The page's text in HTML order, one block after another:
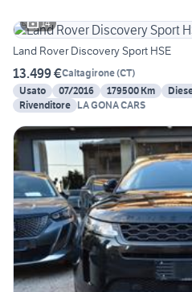
14
Land Rover Discovery Sport HSE
13.499 €Caltagirone(CT)
Usato
07/2016 179500 Km
Rivenditore LA GONA CARS